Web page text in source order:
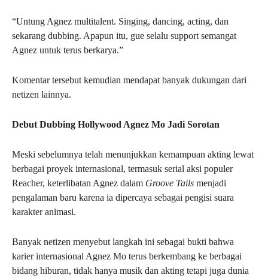
“Untung Agnez multitalent. Singing, dancing, acting, dan
sekarang dubbing. Apapun itu, gue selalu support semangat
Agnez untuk terus berkarya.”
Komentar tersebut kemudian mendapat banyak dukungan dari
netizen lainnya.
Debut Dubbing Hollywood Agnez Mo Jadi Sorotan
Meski sebelumnya telah menunjukkan kemampuan akting lewat
berbagai proyek internasional, termasuk serial aksi populer
Reacher, keterlibatan Agnez dalam Groove Tails menjadi
pengalaman baru karena ia dipercaya sebagai pengisi suara
karakter animasi.
Banyak netizen menyebut langkah ini sebagai bukti bahwa
karier internasional Agnez Mo terus berkembang ke berbagai
bidang hiburan, tidak hanya musik dan akting tetapi juga dunia